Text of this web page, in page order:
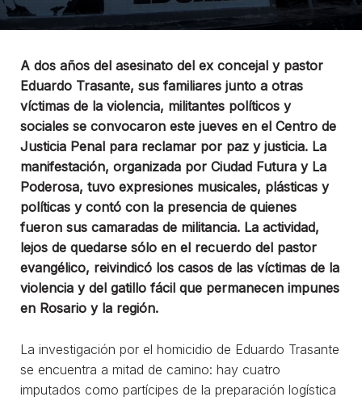
A dos años del asesinato del ex concejal y pastor
Eduardo Trasante, sus familiares junto a otras
víctimas de la violencia, militantes políticos y
sociales se convocaron este jueves en el Centro de
Justicia Penal para reclamar por paz y justicia. La
manifestación, organizada por Ciudad Futura y La
Poderosa, tuvo expresiones musicales, plásticas y
políticas y contó con la presencia de quienes
fueron sus camaradas de militancia. La actividad,
lejos de quedarse sólo en el recuerdo del pastor
evangélico, reivindicó los casos de las víctimas de la
violencia y del gatillo fácil que permanecen impunes
en Rosario y la región.
La investigación por el homicidio de Eduardo Trasante
se encuentra a mitad de camino: hay cuatro
imputados como partícipes de la preparación logística